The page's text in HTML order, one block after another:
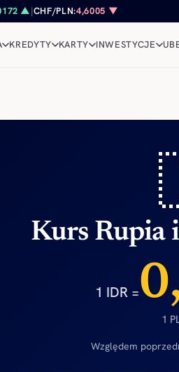
▲|CHF/PLN:4,6005 ▼
KREDYTY KARTY INWESTYCJE
Kurs Rupia
1 IDR =
1
Względem